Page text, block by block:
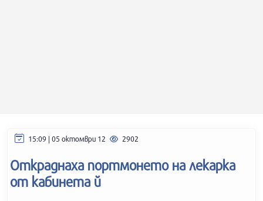
15:09 | 05 октомври 12 2902
Откраднаха портмонето на лекарка
от кабинета й